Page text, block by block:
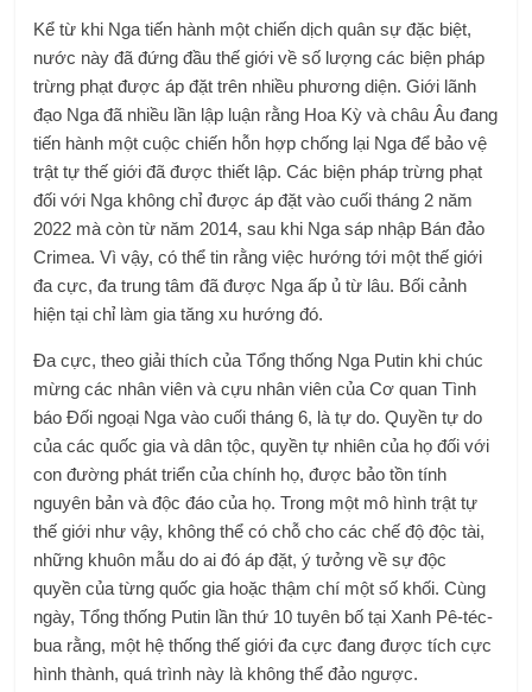
Kể từ khi Nga tiến hành một chiến dịch quân sự đặc biệt,
nước này đã đứng đầu thế giới về số lượng các biện pháp
trừng phạt được áp đặt trên nhiều phương diện. Giới lãnh
đạo Nga đã nhiều lần lập luận rằng Hoa Kỳ và châu Âu đang
tiến hành một cuộc chiến hỗn hợp chống lại Nga để bảo vệ
trật tự thế giới đã được thiết lập. Các biện pháp trừng phạt
đối với Nga không chỉ được áp đặt vào cuối tháng 2 năm
2022 mà còn từ năm 2014, sau khi Nga sáp nhập Bán đảo
Crimea. Vì vậy, có thể tin rằng việc hướng tới một thế giới
đa cực, đa trung tâm đã được Nga ấp ủ từ lâu. Bối cảnh
hiện tại chỉ làm gia tăng xu hướng đó.
Đa cực, theo giải thích của Tổng thống Nga Putin khi chúc
mừng các nhân viên và cựu nhân viên của Cơ quan Tình
báo Đối ngoại Nga vào cuối tháng 6, là tự do. Quyền tự do
của các quốc gia và dân tộc, quyền tự nhiên của họ đối với
con đường phát triển của chính họ, được bảo tồn tính
nguyên bản và độc đáo của họ. Trong một mô hình trật tự
thế giới như vậy, không thể có chỗ cho các chế độ độc tài,
những khuôn mẫu do ai đó áp đặt, ý tưởng về sự độc
quyền của từng quốc gia hoặc thậm chí một số khối. Cùng
ngày, Tổng thống Putin lần thứ 10 tuyên bố tại Xanh Pê-téc-
bua rằng, một hệ thống thế giới đa cực đang được tích cực
hình thành, quá trình này là không thể đảo ngược.